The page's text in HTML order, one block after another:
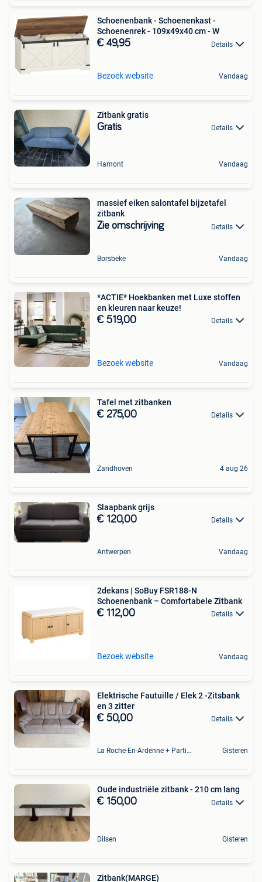
Schoenenbank - Schoenenkast -
Schoenenrek - 109x49x40 cm - W
€ 49,95 Details
Bezoek website Vandaag
Zitbank gratis
Gratis Details
Hamont Vandaag
massief eiken salontafel bijzetafel
zitbank
Zie omschrijving Details
Borsbeke Vandaag
*ACTIE* Hoekbanken met Luxe stoffen
en kleuren naar keuze!
€ 519,00 Details
Bezoek website Vandaag
Tafel met zitbanken
€ 275,00 Details
Zandhoven 4 aug 26
Slaapbank grijs
€ 120,00 Details
Antwerpen Vandaag
2dekans | SoBuy FSR188-N
Schoenenbank – Comfortabele Zitbank
€ 112,00 Details
Bezoek website Vandaag
Elektrische Fautuille / Elek 2 -Zitsbank
en 3 zitter
€ 50,00 Details
La Roche-En-Ardenne + Partie De Marcourt Gisteren
Oude industriële zitbank - 210 cm lang
€ 150,00 Details
Dilsen Gisteren
Zitbank(MARGE)